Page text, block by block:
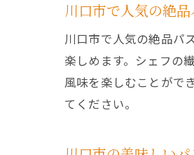
川口市で人気の絶
川口市で人気の絶品パ
楽しめます。シェフの
風味を楽しむことがで
てください。